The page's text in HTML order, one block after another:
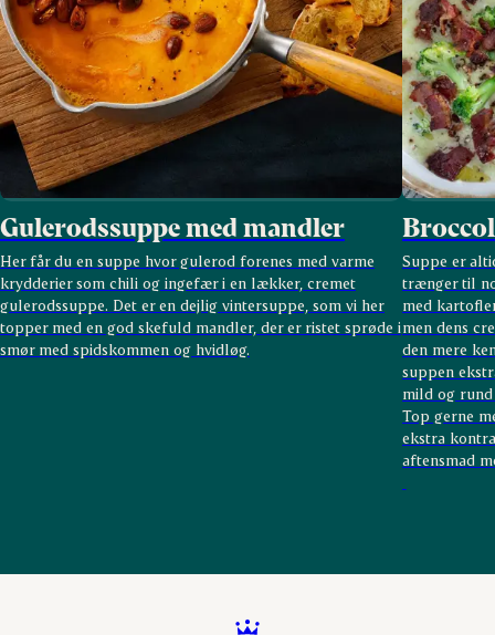
Gulerodssuppe med mandler
Her får du en suppe hvor gulerod forenes med varme
krydderier som chili og ingefær i en lækker, cremet
gulerodssuppe. Det er en dejlig vintersuppe, som vi her
topper med en god skefuld mandler, der er ristet sprøde i
smør med spidskommen og hvidløg.
Suppe er
trænger til
med
men dens
den mere
suppen
mild og rund
Top gerne
ekstra
aftensmad